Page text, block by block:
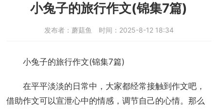
小兔子的旅行作文(锦集7篇)
发布者：蘑菇鱼 时间：2025-8-12 18:34
小兔子的旅行作文(锦集7篇)
在平平淡淡的日常中，大家都经常接触到作文吧，
借助作文可以宣泄心中的情感，调节自己的心情。那么